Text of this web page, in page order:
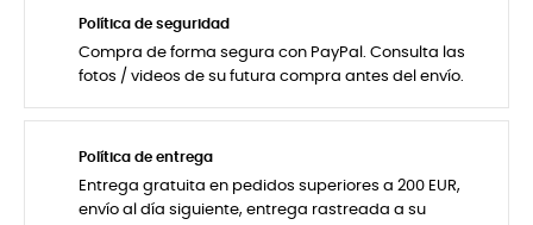
Política de seguridad
Compra de forma segura con PayPal. Consulta las
fotos / videos de su futura compra antes del envío.
Política de entrega
Entrega gratuita en pedidos superiores a 200 EUR,
envío al día siguiente, entrega rastreada a su